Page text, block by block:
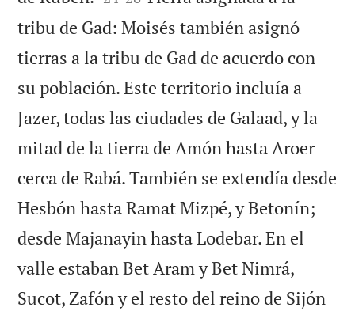
tribu de Gad: Moisés también asignó
tierras a la tribu de Gad de acuerdo con
su población. Este territorio incluía a
Jazer, todas las ciudades de Galaad, y la
mitad de la tierra de Amón hasta Aroer
cerca de Rabá. También se extendía desde
Hesbón hasta Ramat Mizpé, y Betonín;
desde Majanayin hasta Lodebar. En el
valle estaban Bet Aram y Bet Nimrá,
Sucot, Zafón y el resto del reino de Sijón